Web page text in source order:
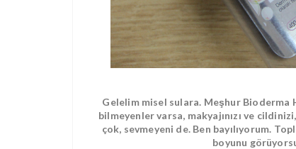
Gelelim misel sulara. Meşhur Bioderma
bilmeyenler varsa, makyajınızı ve
çok, sevmeyeni de. Ben bayılıyorum.
boyunu